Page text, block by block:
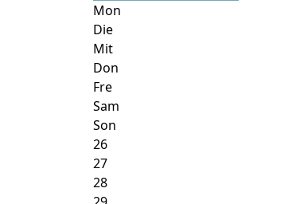
Mon
Die
Mit
Don
Fre
Sam
Son
26
27
28